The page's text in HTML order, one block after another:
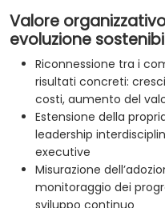
Valore
evoluzione
Riconnessione tra i
risultati concreti:
costi, aumento del
Estensione della
leadership
executive
Misurazione
monitoraggio dei